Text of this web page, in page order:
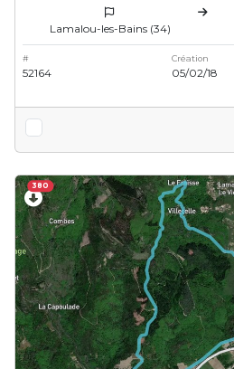
Lamalou-les-Bains (34)
#
52164
Création
05/02/18
380